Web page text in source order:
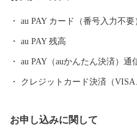
au PAY カード（番号入力不要
au PAY 残高
au PAY（auかんたん決済）通
クレジットカード決済（VISA
お申し込みに関して